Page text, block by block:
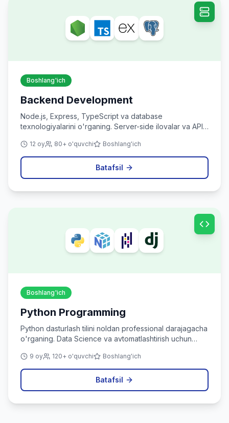
Boshlang'ich
Backend Development
Node.js, Express, TypeScript va database
texnologiyalarini o'rganing. Server-side ilovalar va API
12 oy 80+ o'quvchi Boshlang'ich
Batafsil
Boshlang'ich
Python Programming
Python dasturlash tilini noldan professional darajagacha
o'rganing. Data Science va avtomatlashtirish uchun
9 oy 120+ o'quvchi Boshlang'ich
Batafsil